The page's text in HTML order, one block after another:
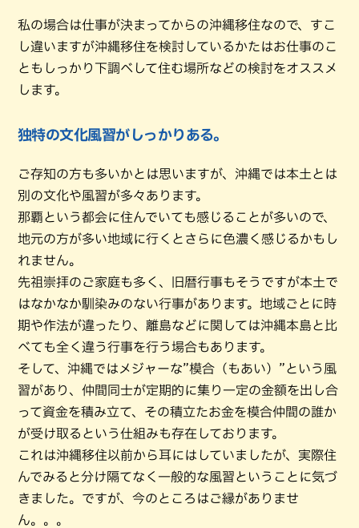
私の場合は仕事が決まってからの沖縄移住なので、すこ
し違いますが沖縄移住を検討しているかたはお仕事のこ
ともしっかり下調べして住む場所などの検討をオススメ
します。
独特の文化風習がしっかりある。
ご存知の方も多いかとは思いますが、沖縄では本土とは
別の文化や風習が多々あります。
那覇という都会に住んでいても感じることが多いので、
地元の方が多い地域に行くとさらに色濃く感じるかもし
れません。
先祖崇拝のご家庭も多く、旧暦行事もそうですが本土で
はなかなか馴染みのない行事があります。地域ごとに時
期や作法が違ったり、離島などに関しては沖縄本島と比
べても全く違う行事を行う場合もあります。
そして、沖縄ではメジャーな”模合（もあい）”という風
習があり、仲間同士が定期的に集り一定の金額を出し合
って資金を積み立て、その積立たお金を模合仲間の誰か
が受け取るという仕組みも存在しております。
これは沖縄移住以前から耳にはしていましたが、実際住
んでみると分け隔てなく一般的な風習ということに気づ
きました。ですが、今のところはご縁がありませ
ん。。。